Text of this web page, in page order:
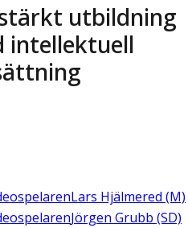
utbildning
intellektuell
Lars Hjälmered (M)
Jörgen Grubb (SD)